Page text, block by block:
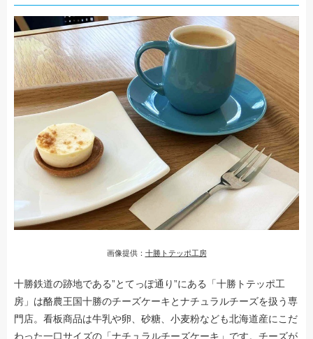
画像提供： 十勝トテッポ工房
十勝鉄道の跡地である”とてっぽ通り”にある「十勝トテッポ工
房」は酪農王国十勝のチーズケーキとナチュラルチーズを扱う専
門店。看板商品は牛乳や卵、砂糖、小麦粉なども北海道産にこだ
わった一口サイズの「ナチュラルチーズケーキ」です。チーズが